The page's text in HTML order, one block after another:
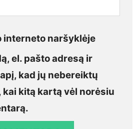
interneto naršyklėje
el. pašto adresą ir
kad jų nebereiktų
kai kitą kartą vėl norėsiu